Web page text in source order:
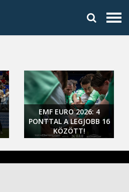
EMF EURO 2026: 4
PONTTAL A LEGJOBB 16
KÖZÖTT!